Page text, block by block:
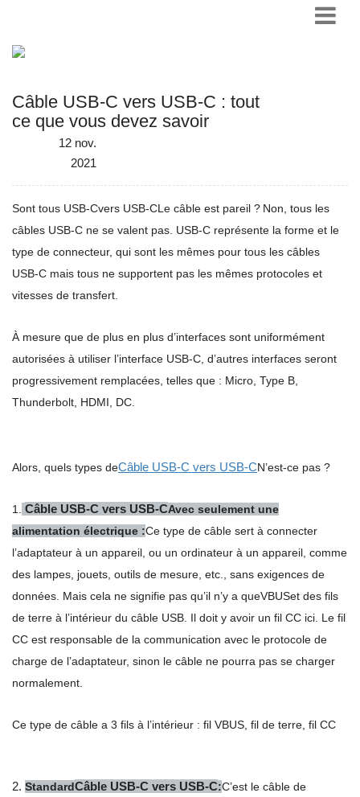
Câble USB-C vers USB-C : tout
ce que vous devez savoir
12 nov.
2021
Sont tous USB-Cvers USB-CLe câble est pareil ? Non, tous les
câbles USB-C ne se valent pas. USB-C représente la forme et le
type de connecteur, qui sont les mêmes pour tous les câbles
USB-C mais tous ne supportent pas les mêmes protocoles et
vitesses de transfert.
À mesure que de plus en plus d’interfaces sont uniformément
autorisées à utiliser l’interface USB-C, d’autres interfaces seront
progressivement remplacées, telles que : Micro, Type B,
Thunderbolt, HDMI, DC.
Alors, quels types deCâble USB-C vers USB-CN’est-ce pas ?
1. Câble USB-C vers USB-CAvec seulement une
alimentation électrique :Ce type de câble sert à connecter
l’adaptateur à un appareil, ou un ordinateur à un appareil, comme
des lampes, jouets, outils de mesure, etc., sans exigences de
données. Mais cela ne signifie pas qu’il n’y a queVBUSet des fils
de terre à l’intérieur du câble USB. Il doit y avoir un fil CC ici. Le fil
CC est responsable de la communication avec le protocole de
charge de l’adaptateur, sinon le câble ne pourra pas se charger
normalement.
Ce type de câble a 3 fils à l’intérieur : fil VBUS, fil de terre, fil CC
2. StandardCâble USB-C vers USB-C:C’est le câble de